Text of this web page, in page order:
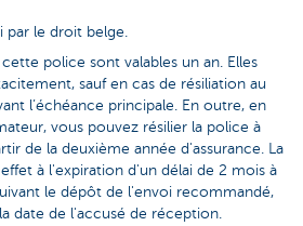
le droit belge.
cette police sont valables un an. Elles
sauf en cas de résiliation au
l’échéance principale. En outre, en
vous pouvez résilier la police à
de la deuxième année d'assurance. La
à l'expiration d'un délai de 2 mois à
le dépôt de l'envoi recommandé,
date de l'accusé de réception.